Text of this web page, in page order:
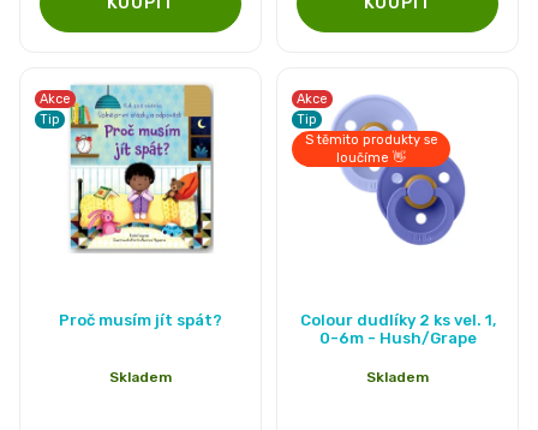
hvězdiček.
Akce
Tip
Proč musím jít spát?
Skladem
Akce
Tip
S těmito produkty se
loučíme 👋
Colour dudlíky 2 ks vel. 1,
0-6m - Hush/Grape
Skladem